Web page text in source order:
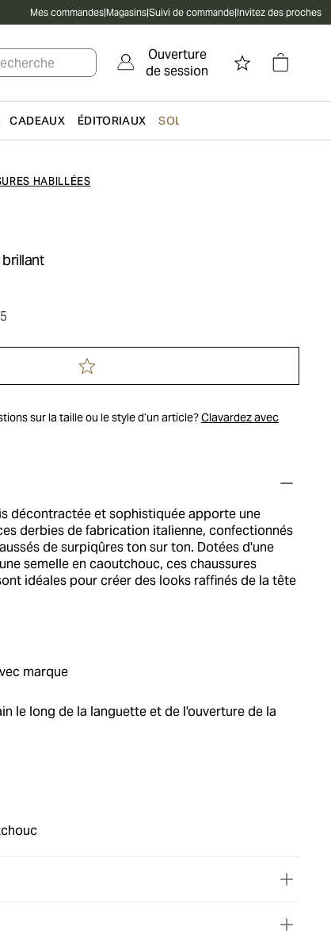
Mes commandes|Magasins|Suivi de commande|Invitez des proches
Ouverture
de session
CADEAUX ÉDITORIAUX SOLDES
HABILLÉES
brillant
sur la taille ou le style d’un article?Clavardez avec
décontractée et sophistiquée apporte une
derbies de fabrication italienne, confectionnés
de surpiqûres ton sur ton. Dotées d'une
semelle en caoutchouc, ces chaussures
idéales pour créer des looks raffinés de la tête
marque
le long de la languette et de l'ouverture de la